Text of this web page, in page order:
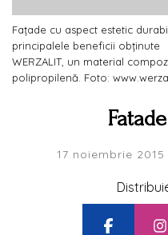
Fațade cu aspect estetic
principalele beneficii obținute
WERZALIT, un material
polipropilenă. Foto:
17 noiembrie 2015